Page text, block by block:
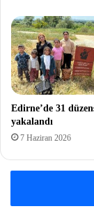
Edirne’de 31
yakalandı
7 Haziran 2026